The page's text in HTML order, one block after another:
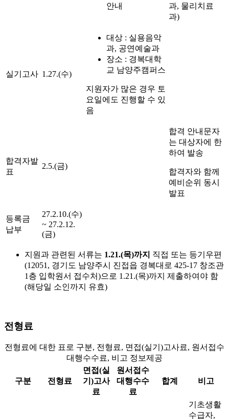
안내
과, 물리치료
과)
실기고사 1.27.(수)
대상 : 실용음악
과, 공연예술과
장소 : 경복대학
교 남양주캠퍼스
지원자가 많은 경우 토
요일에도 진행할 수 있
음
합격자발
표
2.5.(금)
합격 안내문자
는 대상자에 한
하여 발송
합격자와 함께
예비순위 동시
발표
등록금
납부
27.2.10.(수)
~ 27.2.12.
(금)
지원과 관련된 서류는 1.21.(목)까지 직접 또는 등기우편
(12051, 경기도 남양주시 진접읍 경복대로 425-17 창조관
1층 입학원서 접수처)으로 1.21.(목)까지 제출하여야 함
(해당일 소인까지 유효)
전형료
전형료에 대한 표로 구분, 전형료, 면접(실기)고사료, 원서접수
대행수수료, 비고 정보제공
구분 전형료
면접(실
기)고사
료
원서접수
대행수수
료
합계 비고
기초생활
수급자,